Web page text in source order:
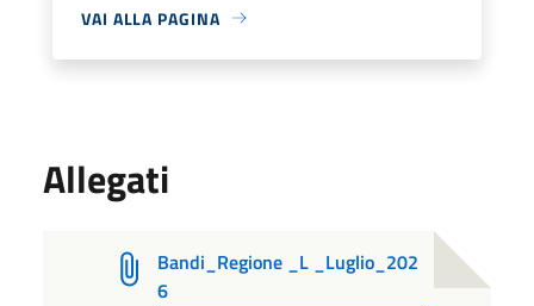
VAI ALLA PAGINA
Allegati
Bandi_Regione _L _Luglio_202
6